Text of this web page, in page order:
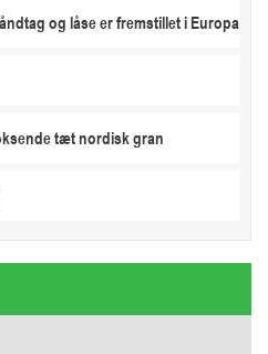
og låse er fremstillet i Europa
tæt nordisk gran